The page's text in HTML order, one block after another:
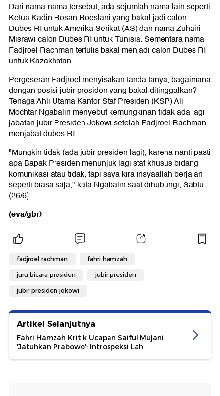
Dari nama-nama tersebut, ada sejumlah nama lain seperti
Ketua Kadin Rosan Roeslani yang bakal jadi calon
Dubes RI untuk Amerika Serikat (AS) dan nama Zuhairi
Misrawi calon Dubes RI untuk Tunisia. Sementara nama
Fadjroel Rachman tertulis bakal menjadi calon Dubes RI
untuk Kazakhstan.
Pergeseran Fadjroel menyisakan tanda tanya, bagaimana
dengan posisi jubir presiden yang bakal ditinggalkan?
Tenaga Ahli Utama Kantor Staf Presiden (KSP) Ali
Mochtar Ngabalin menyebut kemungkinan tidak ada lagi
jabatan jubir Presiden Jokowi setelah Fadjroel Rachman
menjabat dubes RI.
"Mungkin tidak (ada jubir presiden lagi), karena nanti pasti
apa Bapak Presiden menunjuk lagi staf khusus bidang
komunikasi atau tidak, tapi saya kira insyaallah berjalan
seperti biasa saja," kata Ngabalin saat dihubungi, Sabtu
(26/6).
(eva/gbr)
fadjroel rachman fahri hamzah
juru bicara presiden jubir presiden
jubir presiden jokowi
Artikel Selanjutnya
Fahri Hamzah Kritik Ucapan Saiful Mujani
'Jatuhkan Prabowo': Introspeksi Lah